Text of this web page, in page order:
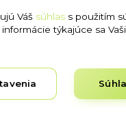
Reflexné
SBS a
Pracovné
Váš súhlass použitím
týkajúce sa